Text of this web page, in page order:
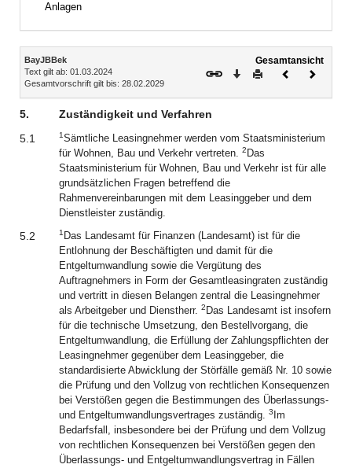
Anlagen
Inhalt
BayJBBek
Text gilt ab: 01.03.2024
Gesamtvorschrift gilt bis: 28.02.2029
Gesamtansicht
Download
DruckenVorheriges
5.
Zuständigkeit und Verfahren
5.1
1Sämtliche Leasingnehmer werden vom Staatsministerium
für Wohnen, Bau und Verkehr vertreten. 2 Das
Staatsministerium für Wohnen, Bau und Verkehr ist für alle
grundsätzlichen Fragen betreffend die
Rahmenvereinbarungen mit dem Leasinggeber und dem
Dienstleister zuständig.
5.2 1 Das Landesamt für Finanzen (Landesamt) ist für die
Entlohnung der Beschäftigten und damit für die
Entgeltumwandlung sowie die Vergütung des
Auftragnehmers in Form der Gesamtleasingraten zuständig
und vertritt in diesen Belangen zentral die Leasingnehmer
als Arbeitgeber und Dienstherr. 2 Das Landesamt ist insofern
für die technische Umsetzung, den Bestellvorgang, die
Entgeltumwandlung, die Erfüllung der Zahlungspflichten der
Leasingnehmer gegenüber dem Leasinggeber, die
standardisierte Abwicklung der Störfälle gemäß Nr. 10 sowie
die Prüfung und den Vollzug von rechtlichen Konsequenzen
bei Verstößen gegen die Bestimmungen des Überlassungs-
und Entgeltumwandlungsvertrages zuständig. 3 Im
Bedarfsfall, insbesondere bei der Prüfung und dem Vollzug
von rechtlichen Konsequenzen bei Verstößen gegen den
Überlassungs- und Entgeltumwandlungsvertrag in Fällen